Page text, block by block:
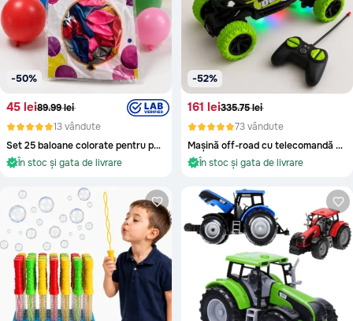
-50%
45 lei89.99 lei
13 vândute
Set 25 baloane colorate pentru petreceri copii
În stoc și gata de livrare
În stoc și gata de livrare
-52%
161 lei335.75 lei
73 vândute
Mașină off-road cu telecomandă și lumini multicolore pentru copii
În stoc și gata de livrare
În stoc și gata de livrare